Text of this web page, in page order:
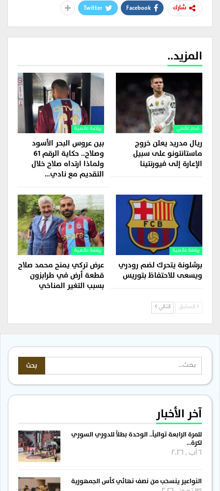
شارك Facebook
Twitter
المزيد..
قدم عالمي
ريال مدريد يعلن خروج
ماستانتونو على سبيل
الإعارة إلى فيورنتينا
رياضة عالمية
بين عروس البحر الأسود
وصلاح.. حكاية الرقم 61
ولماذا ارتداه صلاح خلال
التقديم مع نادي…
رياضة عالمية
برشلونة يتحرك لضم رودري
ويسعى للاحتفاظ بتوريس
رياضة عالمية
عرض تركي يمنح محمد صلاح
قطعة أرض في طرابزون
بسبب التغير المناخي
السابق التالي
آخر الأخبار
للمرة الرابعة توالياً.. الوحدة بطلاً للدوري السوري
لكرة…
النواعير ينسحب من نصف نهائي كأس الجمهورية